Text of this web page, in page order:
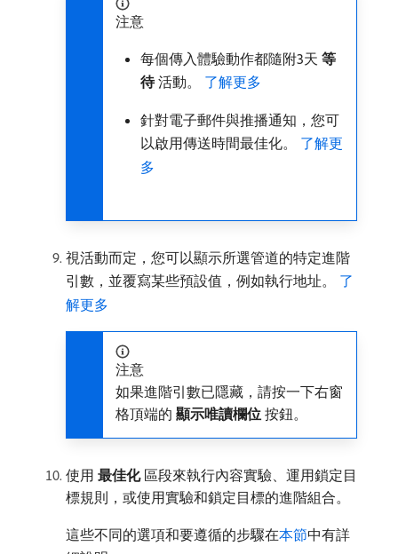
注意
每個傳入體驗動作都隨附3天​ 等
待​活動。 了解更多
針對電子郵件與推播通知，您可
以啟用傳送時間最佳化。 了解更
多
視活動而定，您可以顯示所選管道的特定進階
引數，並覆寫某些預設值，例如執行地址。 了
解更多
注意
如果進階引數已隱藏，請按一下右窗
格頂端的​ 顯示唯讀欄位 ​按鈕。
使用​ 最佳化​區段來執行內容實驗、運用鎖定目
標規則，或使用實驗和鎖定目標的進階組合。
這些不同的選項和要遵循的步驟在本節中有詳